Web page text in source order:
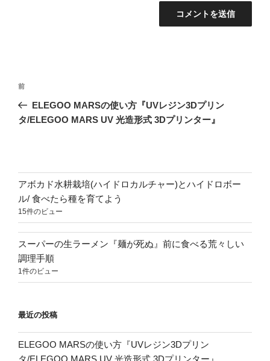
投
ナ
シ
ョ
ン
前
の
投
前
ELEGOO MARSの使い方『UVレジン3Dプリン
タ/ELEGOO MARS UV 光造形式 3Dプリンター』
アボカド水耕栽培(ハイドロカルチャー)とハイドロボー
ル/ 食べたら種を育てよう
15件のビュー
スーパーの生ラーメン『麺が死ぬ』前に食べる荒々しい
調理手順
1件のビュー
最近の投稿
ELEGOO MARSの使い方『UVレジン3Dプリン
タ/ELEGOO MARS UV 光造形式 3Dプリンター』